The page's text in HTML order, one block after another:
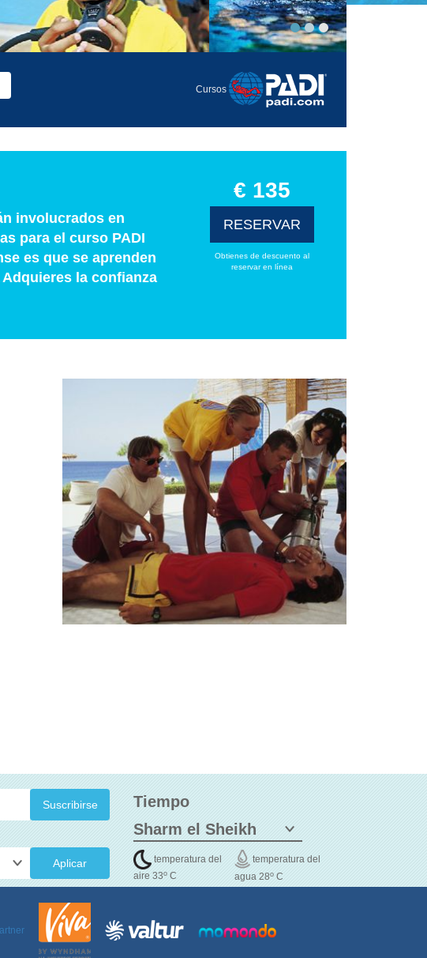
Cursos
involucrados en
para el curso PADI
es que se aprenden
la confianza
€ 135
RESERVAR
Obtienes de descuento al
reservar en línea
Aplicar
Tiempo
temperatura del
aire 33o C
temperatura del
agua 28oC